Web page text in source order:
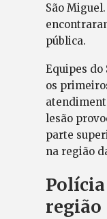
São
pública.
Equipes do
os
lesão
parte
na região
Polícia
região